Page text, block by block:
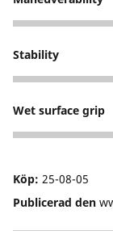
5
Stability
5
Wet surface grip
5
Köp: 25-08-05
Publicerad den